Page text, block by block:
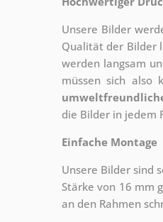
Unsere Bilder
Qualität der Bilder
werden langsam
müssen sich also
die Bilder in jedem
Einfache Montage
Unsere Bilder sind
Stärke von 16 mm
an den Rahmen